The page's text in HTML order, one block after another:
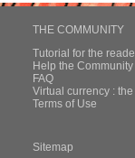
THE COMMUNITY
Tutorial for the
Help the
FAQ
Virtual currency :
Terms of Use
Sitemap